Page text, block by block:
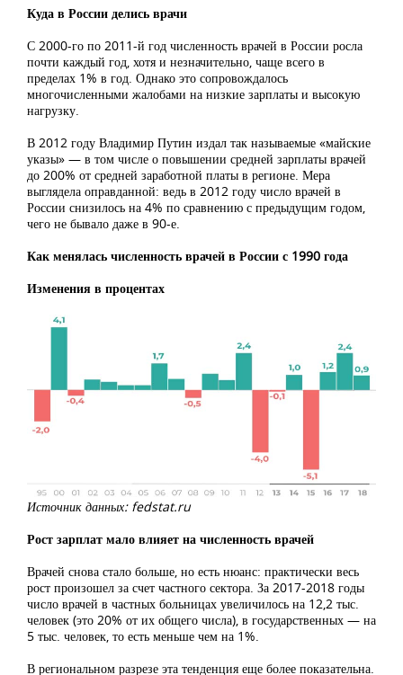
Куда в России делись врачи
С 2000-го по 2011-й год численность врачей в России росла
почти каждый год, хотя и незначительно, чаще всего в
пределах 1% в год. Однако это сопровождалось
многочисленными жалобами на низкие зарплаты и высокую
нагрузку.
В 2012 году Владимир Путин издал так называемые «майские
указы» — в том числе о повышении средней зарплаты врачей
до 200% от средней заработной платы в регионе. Мера
выглядела оправданной: ведь в 2012 году число врачей в
России снизилось на 4% по сравнению с предыдущим годом,
чего не бывало даже в 90-е.
Как менялась численность врачей в России с 1990 года
Изменения в процентах
Источник данных: fedstat.ru
Рост зарплат мало влияет на численность врачей
Врачей снова стало больше, но есть нюанс: практически весь
рост произошел за счет частного сектора. За 2017-2018 годы
число врачей в частных больницах увеличилось на 12,2 тыс.
человек (это 20% от их общего числа), в государственных — на
5 тыс. человек, то есть меньше чем на 1%.
В региональном разрезе эта тенденция еще более показательна.